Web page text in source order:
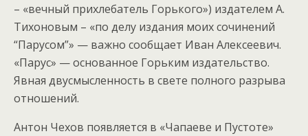
– «вечный прихлебатель Горького») издателем А.
Тихоновым – «по делу издания моих сочинений
“Парусом”» — важно сообщает Иван Алексеевич.
«Парус» — основанное Горьким издательство.
Явная двусмысленность в свете полного разрыва
отношений.
Антон Чехов появляется в «Чапаеве и Пустоте»